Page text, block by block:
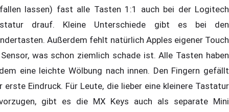
lassen) fast alle Tasten 1:1 auch bei der Logitech
drauf. Kleine Unterschiede gibt es bei den
Außerdem fehlt natürlich Apples eigener Touch
was schon ziemlich schade ist. Alle Tasten haben
eine leichte Wölbung nach innen. Den Fingern gefällt
erste Eindruck. Für Leute, die lieber eine kleinere Tastatur
gibt es die MX Keys auch als separate Mini